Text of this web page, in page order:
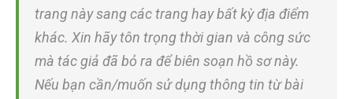
trang này sang các trang hay bất kỳ địa điểm
khác. Xin hãy tôn trọng thời gian và công sức
mà tác giả đã bỏ ra để biên soạn hồ sơ này.
Nếu bạn cần/muốn sử dụng thông tin từ bài